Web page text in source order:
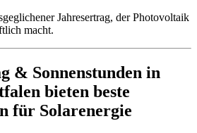
Jahresertrag, der Photovoltaik
macht.
& Sonnenstunden in
bieten beste
für Solarenergie